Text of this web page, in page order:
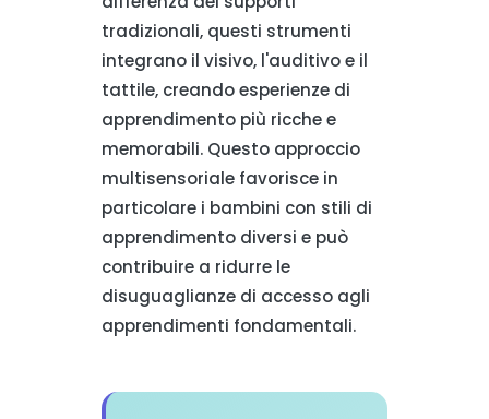
tradizionali, questi strumenti
integrano il visivo, l'auditivo e il
tattile, creando esperienze di
apprendimento più ricche e
memorabili. Questo approccio
multisensoriale favorisce in
particolare i bambini con stili di
apprendimento diversi e può
contribuire a ridurre le
disuguaglianze di accesso agli
apprendimenti fondamentali.